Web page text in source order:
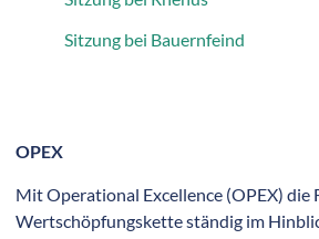
Sitzung bei Bauernfeind
OPEX
Mit Operational Excellence (OPEX)
Wertschöpfungskette ständig im